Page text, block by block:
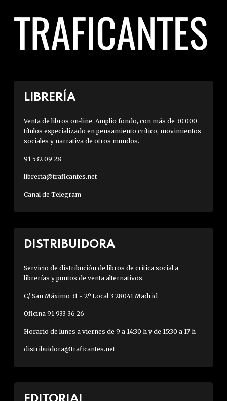
LIBRERÍA
Venta de libros on-line. Amplio fondo, con más de 30.000
títulos especializado en pensamiento crítico, movimientos
sociales y narrativa de otros mundos.
91 532 09 28
libreria@traficantes.net
Canal de Telegram
DISTRIBUIDORA
Servicio de distribución de libros de crítica social a
librerías y puntos de venta alternativos.
C/ San Máximo 31 - 2º Local 3 28041 Madrid
Oficina 91 933 36 26
Horario de lunes a viernes de 9 a 14:30 h y de 15:30 a 17 h
distribuidora@traficantes.net